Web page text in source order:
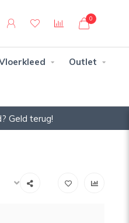
0
Outlet
Geld terug!